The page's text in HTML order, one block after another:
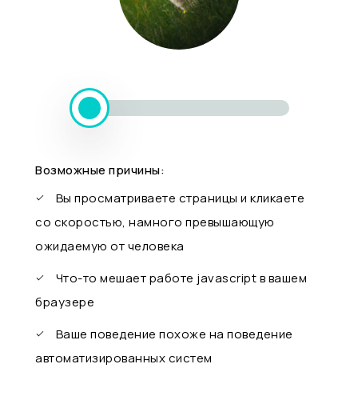
Возможные причины:
Вы просматриваете страницы и кликаете
со скоростью, намного превышающую
ожидаемую от человека
Что-то мешает работе javascript в вашем
браузере
Ваше поведение похоже на поведение
автоматизированных систем